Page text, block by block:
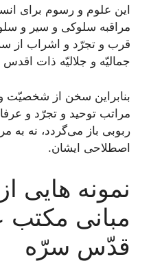
اين علوم و رسوم براى
مراقبه سلوكى و سير و
قرب و تجرّد و اشراب از
جماليّه و جلاليّه ذات اقدس
بنابراين سخن از شخصيّت و
مراتب توحيد و تجرّد و
ربوبى باز می‌‏گردد، نه
اصطلاحى ايشان.
نمونه هایی
مبانی مکتب
قدّس سرّه